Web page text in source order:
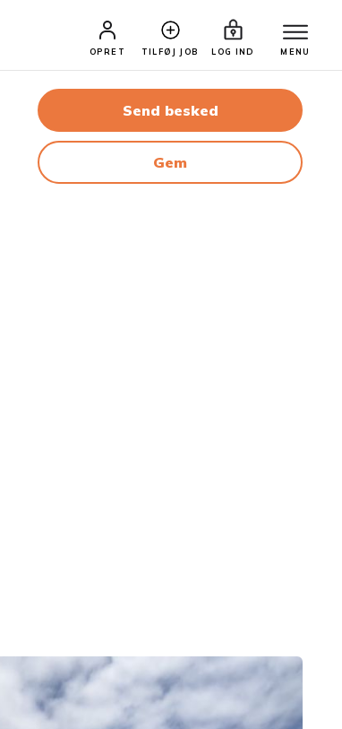
OPRET TILFØJ JOB LOG IND MENU
Send besked
Gem